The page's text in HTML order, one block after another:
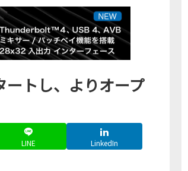
トし、よりオープ
LINE LinkedIn